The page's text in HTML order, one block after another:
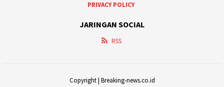
PRIVACY POLICY
JARINGAN SOCIAL
RSS
Copyright | Breaking-news.co.id